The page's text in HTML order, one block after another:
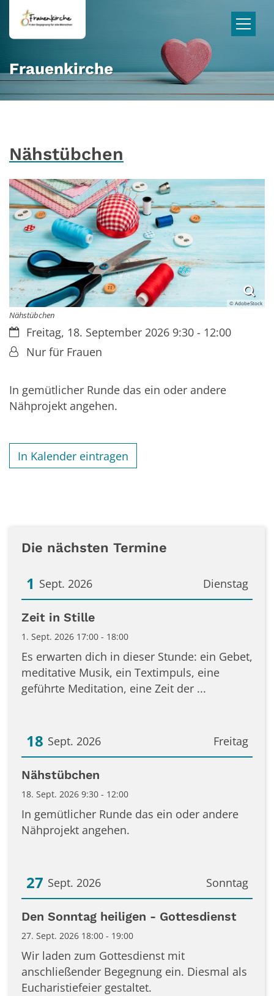
Zum Inhalt springen
Frauenkirche
Nähstübchen
© AdobeStock
Nähstübchen
Datum:Freitag, 18. September 2026 9:30 - 12:00
Von:Nur für Frauen
In gemütlicher Runde das ein oder andere
Nähprojekt angehen.
In Kalender eintragen
Die nächsten Termine
Dienstag
1 Sept. 2026
Datum: 1. September 2026
Zeit in Stille
1. Sept. 2026 17:00 - 18:00
Es erwarten dich in dieser Stunde: ein Gebet,
meditative Musik, ein Textimpuls, eine
geführte Meditation, eine Zeit der ...
Freitag
18 Sept. 2026
Datum: 18. September 2026
Nähstübchen
18. Sept. 2026 9:30 - 12:00
In gemütlicher Runde das ein oder andere
Nähprojekt angehen.
Sonntag
27 Sept. 2026
Datum: 27. September 2026
Den Sonntag heiligen - Gottesdienst
27. Sept. 2026 18:00 - 19:00
Wir laden zum Gottesdienst mit
anschließender Begegnung ein. Diesmal als
Eucharistiefeier gestaltet.